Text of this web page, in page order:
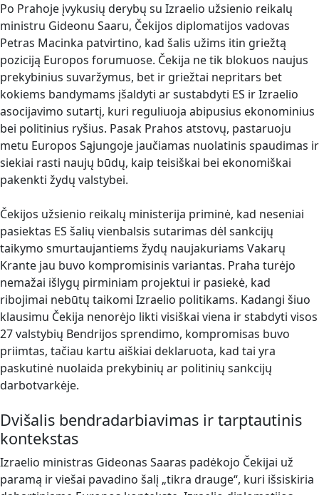
Po Prahoje įvykusių derybų su Izraelio užsienio reikalų
ministru Gideonu Saaru, Čekijos diplomatijos vadovas
Petras Macinka patvirtino, kad šalis užims itin griežtą
poziciją Europos forumuose. Čekija ne tik blokuos naujus
prekybinius suvaržymus, bet ir griežtai nepritars bet
kokiems bandymams įšaldyti ar sustabdyti ES ir Izraelio
asocijavimo sutartį, kuri reguliuoja abipusius ekonominius
bei politinius ryšius. Pasak Prahos atstovų, pastaruoju
metu Europos Sąjungoje jaučiamas nuolatinis spaudimas ir
siekiai rasti naujų būdų, kaip teisiškai bei ekonomiškai
pakenkti žydų valstybei.
Čekijos užsienio reikalų ministerija priminė, kad neseniai
pasiektas ES šalių vienbalsis sutarimas dėl sankcijų
taikymo smurtaujantiems žydų naujakuriams Vakarų
Krante jau buvo kompromisinis variantas. Praha turėjo
nemažai išlygų pirminiam projektui ir pasiekė, kad
ribojimai nebūtų taikomi Izraelio politikams. Kadangi šiuo
klausimu Čekija nenorėjo likti visiškai viena ir stabdyti visos
27 valstybių Bendrijos sprendimo, kompromisas buvo
priimtas, tačiau kartu aiškiai deklaruota, kad tai yra
paskutinė nuolaida prekybinių ar politinių sankcijų
darbotvarkėje.
Dvišalis bendradarbiavimas ir tarptautinis
kontekstas
Izraelio ministras Gideonas Saaras padėkojo Čekijai už
paramą ir viešai pavadino šalį „tikra drauge“, kuri išsiskiria